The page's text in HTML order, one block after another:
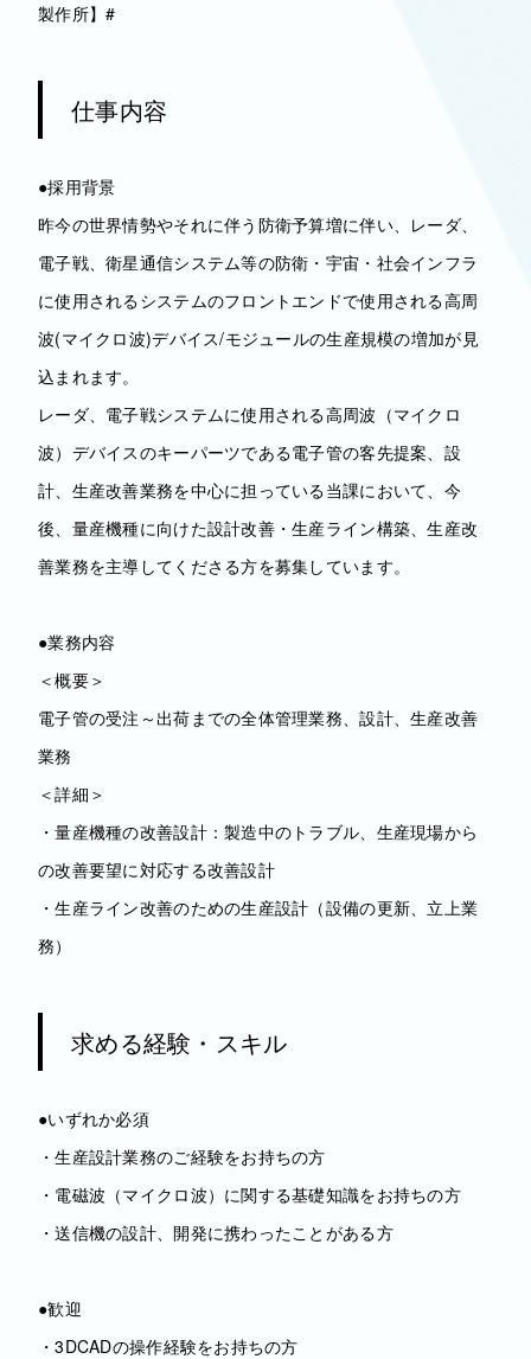
製作所】#
仕事内容
●採用背景
昨今の世界情勢やそれに伴う防衛予算増に伴い、レーダ、
電子戦、衛星通信システム等の防衛・宇宙・社会インフラ
に使用されるシステムのフロントエンドで使用される高周
波(マイクロ波)デバイス/モジュールの生産規模の増加が見
込まれます。
レーダ、電子戦システムに使用される高周波（マイクロ
波）デバイスのキーパーツである電子管の客先提案、設
計、生産改善業務を中心に担っている当課において、今
後、量産機種に向けた設計改善・生産ライン構築、生産改
善業務を主導してくださる方を募集しています。
●業務内容
＜概要＞
電子管の受注～出荷までの全体管理業務、設計、生産改善
業務
＜詳細＞
・量産機種の改善設計：製造中のトラブル、生産現場から
の改善要望に対応する改善設計
・生産ライン改善のための生産設計（設備の更新、立上業
務）
求める経験・スキル
●いずれか必須
・生産設計業務のご経験をお持ちの方
・電磁波（マイクロ波）に関する基礎知識をお持ちの方
・送信機の設計、開発に携わったことがある方
●歓迎
・3DCADの操作経験をお持ちの方